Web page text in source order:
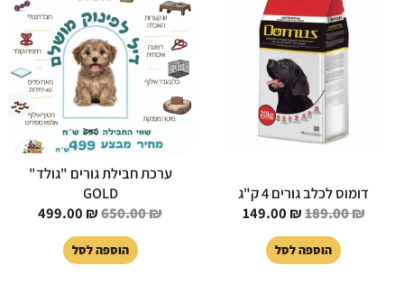
דומוס לכלב גורים 4 ק"ג
189.00₪
היה:
189.00 ₪.
149.00 ₪
הוספה לסל
ערכת חבילת גורים "גולד"
GOLD
650.00₪
היה:
650.00 ₪.
499.00 ₪
הוא:
₪.
הוספה לסל